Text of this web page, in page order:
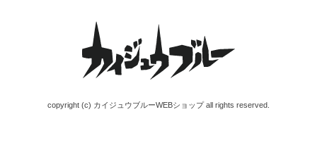
copyright (c) カイジュウブルーWEBショップ all rights reserved.